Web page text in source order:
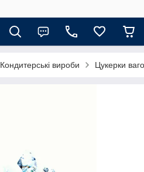
Кондитерські вироби Цукерки